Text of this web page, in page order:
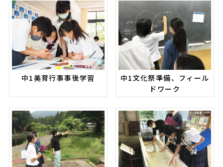
中1美育行事事後学習
中1文化祭準備、フィール
ドワーク